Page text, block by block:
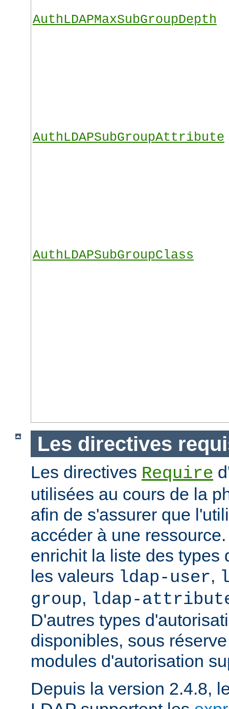
AuthLDAPMaxSubGroupDepth
AuthLDAPSubGroupAttribute
AuthLDAPSubGroupClass
Les directives
Les directives Require
utilisées au cours de la
afin de s'assurer que
accéder à une
enrichit la liste des types
les valeurs ldap-user,
group, ldap-
D'autres types
disponibles, sous
modules d'autorisation
Depuis la version 2.4.8,